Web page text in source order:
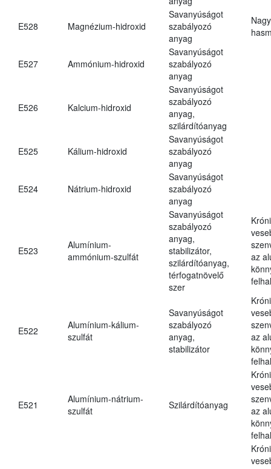
E528 Magnézium-hidroxid
Savanyúságot
szabályozó
anyag
E527 Ammónium-hidroxid
Savanyúságot
szabályozó
anyag
E526 Kalcium-hidroxid
Savanyúságot
szabályozó
anyag,
szilárdítóanyag
E525 Kálium-hidroxid
Savanyúságot
szabályozó
anyag
E524 Nátrium-hidroxid
Savanyúságot
szabályozó
anyag
E523
Alumínium-
ammónium-szulfát
Savanyúságot
szabályozó
anyag,
stabilizátor,
szilárdítóanyag,
térfogatnövelő
szer
az
E522
Alumínium-kálium-
szulfát
Savanyúságot
szabályozó
anyag,
stabilizátor
az
E521
Alumínium-nátrium-
szulfát
Szilárdítóanyag
az